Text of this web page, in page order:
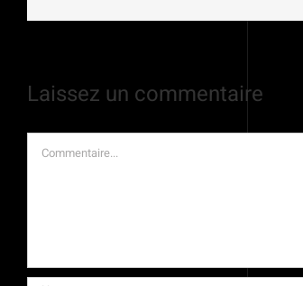
Laissez un commentaire
Commentaire